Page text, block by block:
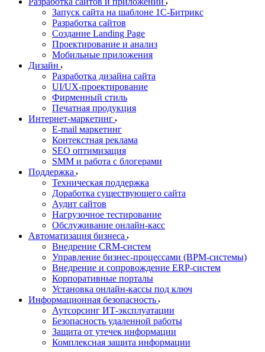
Запуск сайта на шаблоне 1С-Битрикс
Разработка сайтов
Создание Landing Page
Проектирование и анализ
Мобильные приложения
Дизайн
Разработка дизайна сайта
UI/UX-проектирование
Фирменный стиль
Печатная продукция
Интернет-маркетинг
E-mail маркетинг
Контекстная реклама
SEO оптимизация
SMM и работа с блогерами
Поддержка
Техническая поддержка
Доработка существующего сайта
Аудит сайтов
Нагрузочное тестирование
Обслуживание онлайн-касс
Автоматизация бизнеса
Внедрение CRM-систем
Управление бизнес-процессами (BPM-системы)
Внедрение и сопровождение ERP-систем
Корпоративные порталы
Установка онлайн-кассы под ключ
Информационная безопасность
Аутсорсинг ИТ-эксплуатации
Безопасность удаленной работы
Защита от утечек информации
Комплексная защита информации